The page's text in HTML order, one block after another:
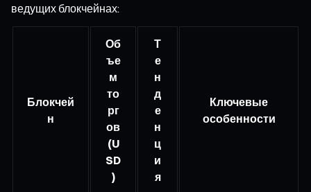
ведущих блокчейнах:
Блокчей
н
Об
ъе
м
то
рг
ов
(U
SD
)
Т
е
н
д
е
н
ц
и
я
Ключевые
особенности